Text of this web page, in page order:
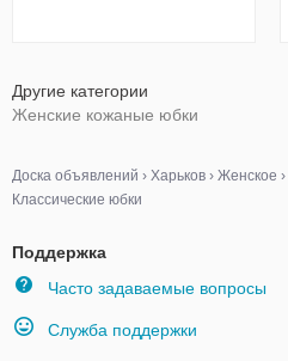
Другие категории
Женские кожаные юбки
Доска объявлений › Харьков › Женское ›
Классические юбки
Поддержка
Часто задаваемые вопросы
Служба поддержки